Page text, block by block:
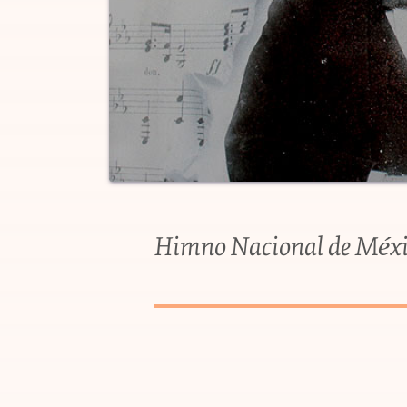
Himno Nacional de